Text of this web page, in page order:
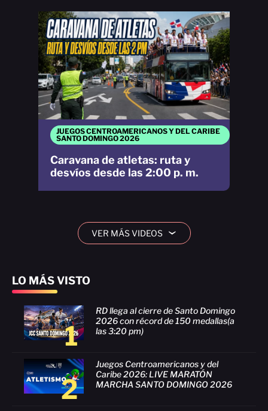
LO MÁS VISTO
1
RD llega al cierre de Santo Domingo
2026 con récord de 150 medallas(a
las 3:20 pm)
2
Juegos Centroamericanos y del
Caribe 2026: LIVE MARATÓN
MARCHA SANTO DOMINGO 2026
JUEGOS CENTROAMERICANOS Y DEL CARIBE
SANTO DOMINGO 2026
Caravana de atletas: ruta y
desvíos desde las 2:00 p. m.
VER MÁS VIDEOS ›